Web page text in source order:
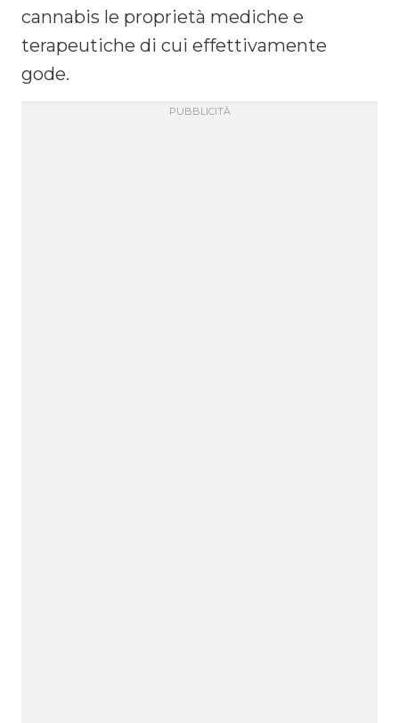
cannabis le proprietà mediche e
terapeutiche di cui effettivamente
gode.